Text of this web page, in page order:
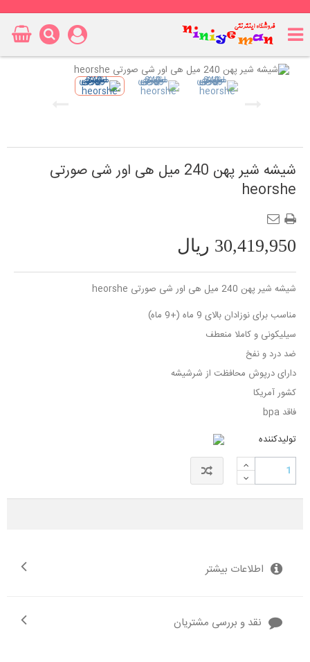
شیشه شیر پهن 240 میل هی اور شی صورتی
heorshe
30,419,950 ریال
شیشه شیر پهن 240 میل هی اور شی صورتی heorshe
مناسب برای نوزادان بالای 9 ماه (+9 ماه)
سیلیکونی و کاملا منعطف
ضد درد و نفخ
دارای درپوش محافظت از شرشیشه
کشور آمریکا
فاقد bpa
تولیدکننده
اطلاعات بیشتر
نقد و بررسی مشتریان